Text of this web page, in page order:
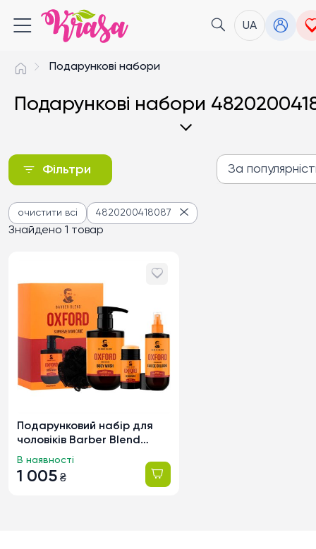
UA
Подарункові набори
Подарункові набори
Фільтри За
За популярністю
Від дешевих до
Знайдено 1 товар
очистити всі 4820200418087
Подарунковий набір для
чоловіків Barber Blend
Oxford
1 005 ₴
В наявності